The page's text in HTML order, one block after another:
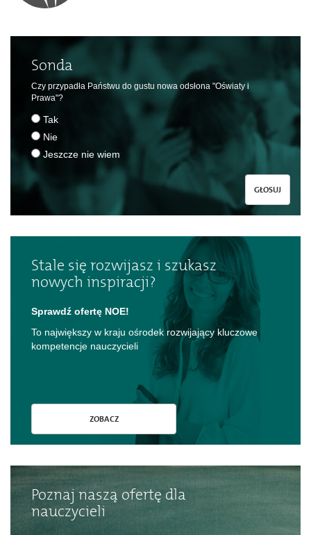
Sonda
Czy przypadła Państwu do gustu nowa odsłona "Oświaty i
Prawa"?
Tak
Nie
Jeszcze nie wiem
GŁOSUJ
Stale się rozwijasz i szukasz
nowych inspiracji?
Sprawdź ofertę NOE!
To największy w kraju ośrodek rozwijający kluczowe
kompetencje nauczycieli
ZOBACZ
Poznaj naszą ofertę dla
nauczycieli